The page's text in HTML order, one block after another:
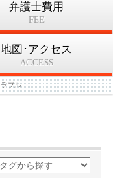
弁護士費用
FEE
地図･アクセス
ACCESS
ブル 結婚式を挙げた相手が